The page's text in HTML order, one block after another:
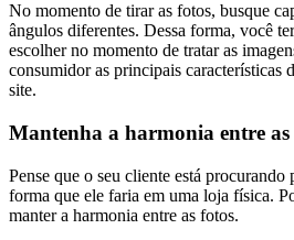
No momento de tirar as fotos, busque
ângulos diferentes. Dessa forma, você
escolher no momento de tratar as
consumidor as principais características
site.
Mantenha a harmonia entre as
Pense que o seu cliente está procurando
forma que ele faria em uma loja física.
manter a harmonia entre as fotos.